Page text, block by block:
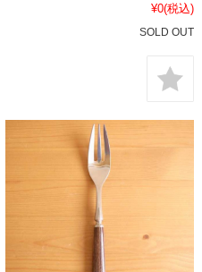
¥0(税込)
SOLD OUT